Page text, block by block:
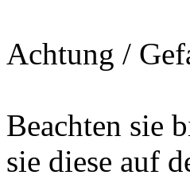
Achtung /
Beachten sie
sie diese auf